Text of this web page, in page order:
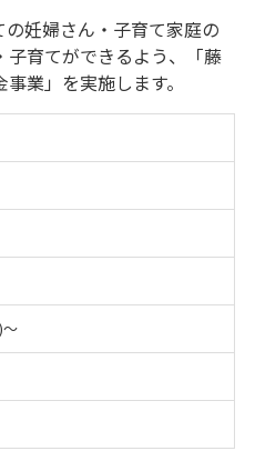
海外展開 設備投資
利厚生
特許・知的財産
検索
妊婦さん・子育て家庭の
育てができるよう、「藤
業」を実施します。
〜